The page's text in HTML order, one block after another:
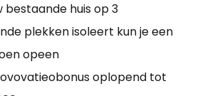
bestaande huis op 3
plekken isoleert kun je een
opeen
oplopend tot